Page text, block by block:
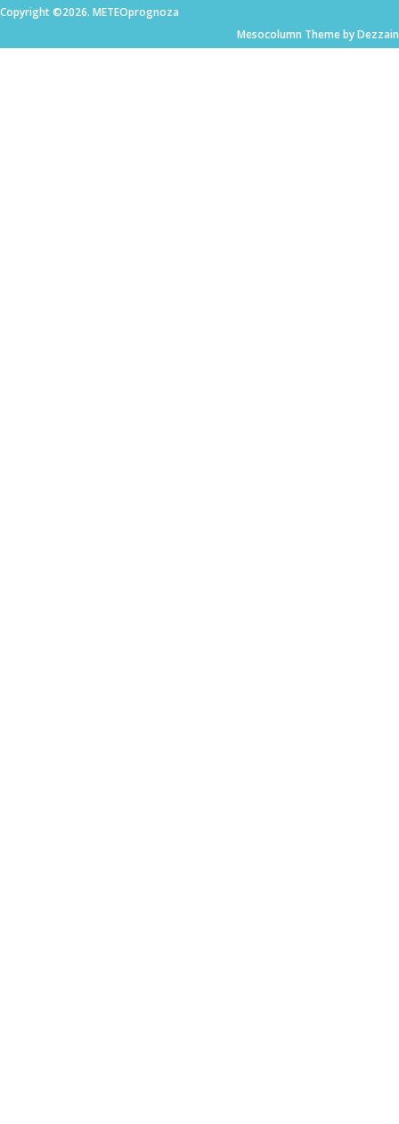
Copyright ©2026. METEOprognoza
Mesocolumn Theme by Dezzain